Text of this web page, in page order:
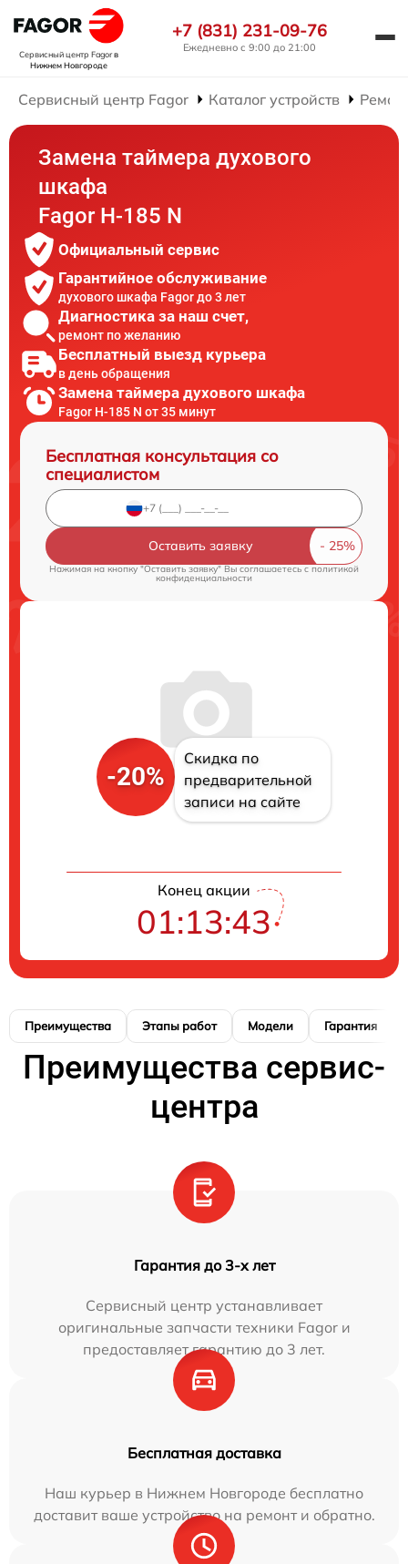
Сервисный центр Fagorв
Нижнем Новгороде
+7 (831) 231-09-76
Ежедневно с 9:00 до 21:00
Сервисный центр Fagor Каталог устройств
Замена таймера духового
шкафа
Fagor H-185 N
Официальный сервис
Гарантийное обслуживание
духового шкафа Fagor до 3 лет
Диагностика за наш счет,
ремонт по желанию
Бесплатный выезд курьера
в день обращения
Замена таймера духового шкафа
Fagor H-185 N от 35 минут
Бесплатная консультация со
специалистом
Оставить заявку
Нажимая на кнопку "Оставить заявку" Вы соглашаетесь cполитикой
конфиденциальности
-20%
Скидка по
предварительной
записи на сайте
Конец акции
01:13:42
Преимущества Этапы работ Модели Гарантия
Преимущества сервис-
центра
Гарантия до 3-х лет
Сервисный центр устанавливает
оригинальные запчасти техники Fagor и
предоставляет гарантию до 3 лет.
Бесплатная доставка
Наш курьер в Нижнем Новгороде бесплатно
доставит ваше устройство на ремонт и обратно.